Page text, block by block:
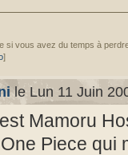
si vous avez du temps à
]
le Lun 11 Juin
Mamoru
Piece qui